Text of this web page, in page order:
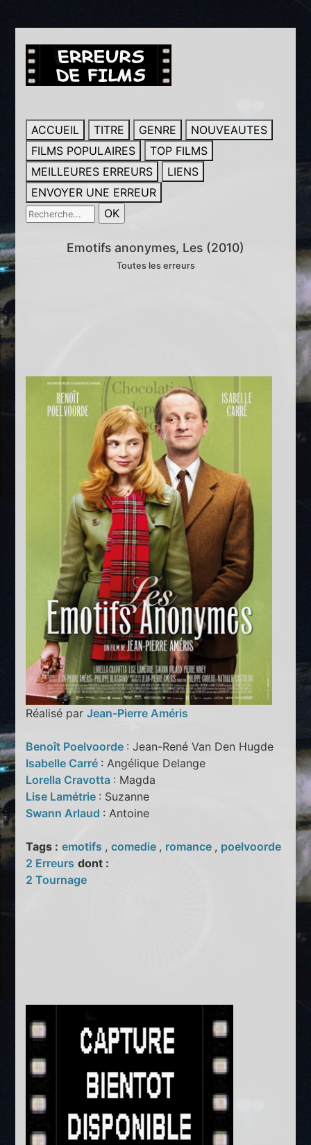
ACCUEIL TITRE GENRE
NOUVEAUTES
FILMS POPULAIRES
TOP FILMS
MEILLEURES ERREURS
LIENS
ENVOYER UNE ERREUR
Emotifs anonymes, Les (2010)
Toutes les erreurs
Réalisé parJean-Pierre Améris
Benoît Poelvoorde : Jean-René Van Den Hugde
Isabelle Carré : Angélique Delange
Lorella Cravotta : Magda
Lise Lamétrie : Suzanne
Swann Arlaud : Antoine
Tags : emotifs ,comedie , romance , poelvoorde
2 Erreurs dont :
2 Tournage